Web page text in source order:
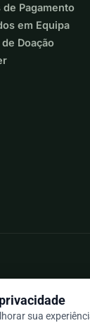
de Pagamento
em Equipa
Doação
sua